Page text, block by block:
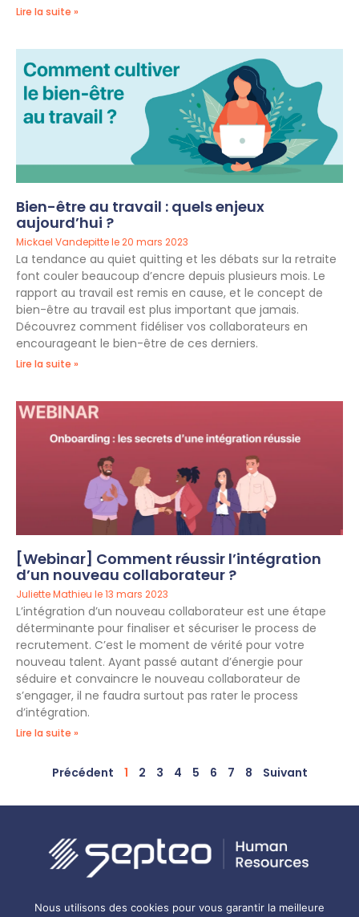
Lire la suite »
Bien-être au travail : quels enjeux
aujourd’hui ?
Mickael Vandepitte 20 mars 2023
La tendance au quiet quitting et les débats sur la retraite
font couler beaucoup d’encre depuis plusieurs mois. Le
rapport au travail est remis en cause, et le concept de
bien-être au travail est plus important que jamais.
Découvrez comment fidéliser vos collaborateurs en
encourageant le bien-être de ces derniers.
Lire la suite »
[Webinar] Comment réussir l’intégration
d’un nouveau collaborateur ?
Juliette Mathieu 13 mars 2023
L’intégration d’un nouveau collaborateur est une étape
déterminante pour finaliser et sécuriser le process de
recrutement. C’est le moment de vérité pour votre
nouveau talent. Ayant passé autant d’énergie pour
séduire et convaincre le nouveau collaborateur de
s’engager, il ne faudra surtout pas rater le process
d’intégration.
Lire la suite »
Précédent 1 2 3 4 5 6 7 8 Suivant
Gestion des cookiesMentions légalesPolitique de confidentialité
Nous utilisons des cookies pour vous garantir la meilleure